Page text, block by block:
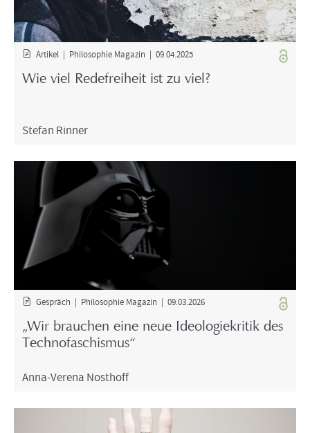
Ar­ti­kel | Phi­lo­so­phie Ma­ga­zin | 09.04.2025
Wie viel Re­de­frei­heit ist zu viel?
Ste­fan Rin­ner
Ge­spräch | Phi­lo­so­phie Ma­ga­zin | 09.03.2026
„Wir brau­chen eine neue Ideo­lo­gie­kri­tik des
Tech­no­fa­schis­mus“
Anna-​Verena Nost­hoff